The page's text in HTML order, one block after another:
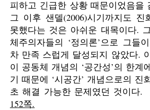
피하고 긴급한 상황 때문이었음을
그 이후 샌델(2006)시기까지도 진
못했다는 것은 아쉬운 대목이다.
체주의자들의 ‘정의론’으로 그들
차 만족 스럽게 달성되지 않았다.
이 공동체 개념의 ‘공간성’의 한계
기 때문에 ‘시공간’ 개념으로의 진
초 해결 가능한 문제였던 것이다.
152쪽.